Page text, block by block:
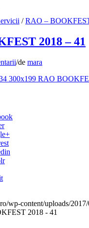
/ RAO –
2018 – 41
/de mara
wp-content/uploads/
2018 - 41